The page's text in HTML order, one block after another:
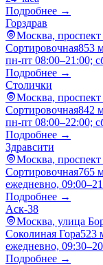
Подробнее →
Горздрав
Москва,
Сортировочная853
пн-пт 08:00–21:00;
Подробнее →
Столички
Москва, проспект
Сортировочная842
пн-пт 08:00–22:00;
Подробнее →
Здравсити
Москва,
Сортировочная765
ежедневно,
Подробнее →
Аск-38
Москва, улица
Соколиная Гора523
ежедневно,
Подробнее →